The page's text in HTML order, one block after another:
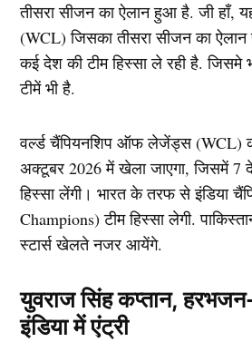
तीसरा सीजन का ऐलान हुआ है. जी हाँ,
(WCL) जिसका तीसरा सीजन का
कई देश की टीम हिस्सा ले रही है. जिसमे
टीमें भी है.
वर्ल्ड चैंपियनशिप ऑफ लेजेंड्स (WCL)
अक्टूबर 2026 में खेला जाएगा, जिसमें7
हिस्सा लेंगी। भारत के तरफ से इंडिया
Champions) टीम हिस्सा लेगी.
स्टार्स खेलते नजर आयेंगे.
युवराज सिंह कप्तान,
इंडिया में एंट्री